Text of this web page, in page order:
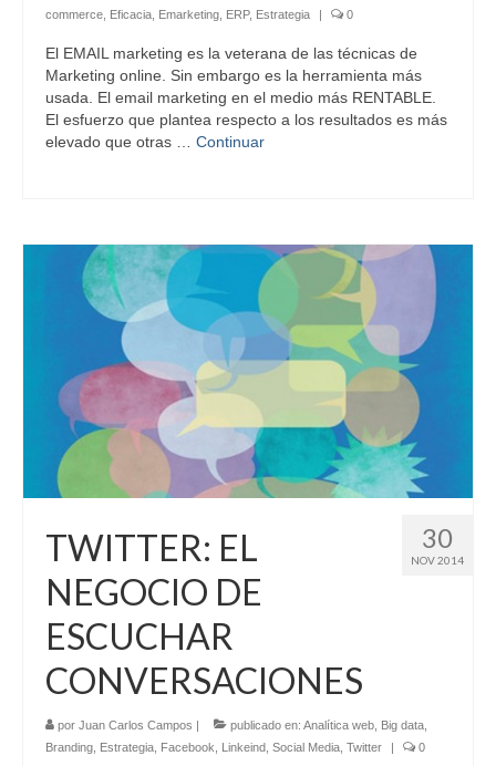
commerce Eficacia Emarketing ERP, Estrategia | 0
El EMAIL marketing es la veterana de las técnicas de
Marketing online. Sin embargo es la herramienta más
usada. El email marketing en el medio más RENTABLE.
El esfuerzo que plantea respecto a los resultados es más
elevado que otras … Continuar
30
NOV 2014
TWITTER: EL
NEGOCIO DE
ESCUCHAR
CONVERSACIONES
por Juan Carlos Campos | publicado en: Analítica web Big data
Branding Estrategia Facebook Linkeind Social Media Twitter | 0